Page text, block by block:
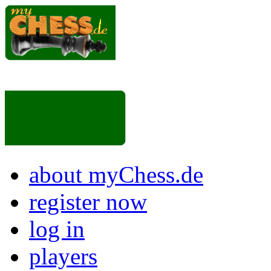
about myChess.de
register now
log in
players